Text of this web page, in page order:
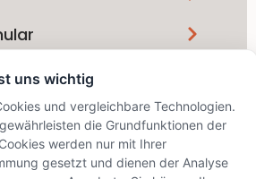
uns wichtig
und vergleichbare Technologien.
die Grundfunktionen der
werden nur mit Ihrer
gesetzt und dienen der Analyse